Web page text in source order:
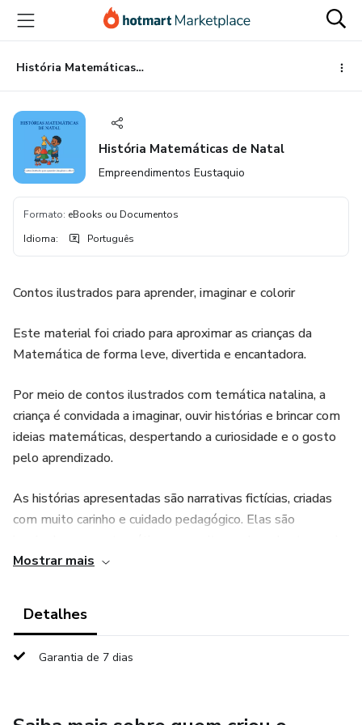
para
conteúdo
principal
para
pagamento
para
rodapé
História Matemáticas de Natal
História Matemáticas de Natal
Empreendimentos Eustaquio
Formato: eBooks ou Documentos
Idioma: Português
Contos ilustrados para aprender, imaginar e colorir
Este material foi criado para aproximar as crianças da
Matemática de forma leve, divertida e encantadora.
Por meio de contos ilustrados com temática natalina, a
criança é convidada a imaginar, ouvir histórias e brincar com
ideias matemáticas, despertando a curiosidade e o gosto
pelo aprendizado.
As histórias apresentadas são narrativas fictícias, criadas
com muito carinho e cuidado pedagógico. Elas são
mas não representam acontecimentos históricos
criar vínculos positivos com a Matemática.
Além dos contos, o material inclui figuras exclusivas para
Mostrar mais
Detalhes
Garantia de 7 dias